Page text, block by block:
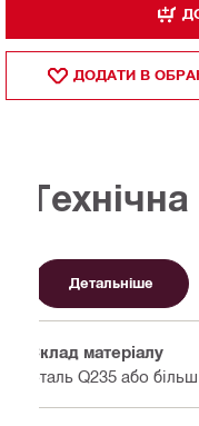
ДОДАТИ В
Детальніше
Склад матеріалу
Сталь Q235 або